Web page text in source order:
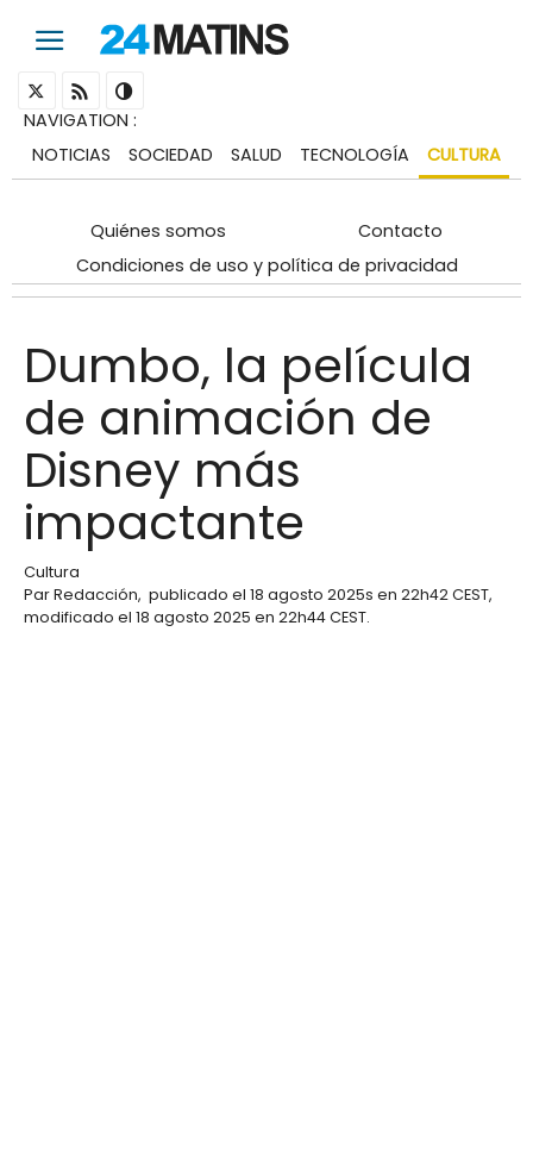
NAVIGATION :
NOTICIAS
SOCIEDAD SALUD TECNOLOGÍA CULTURA
Quiénes somos
Contacto
Condiciones de uso y política de privacidad
Dumbo, la película
de animación de
Disney más
impactante
Cultura
ParRedacción, publicado el 18 agosto 2025s en 22h42 CEST,
modificado el 18 agosto 2025 en 22h44 CEST.